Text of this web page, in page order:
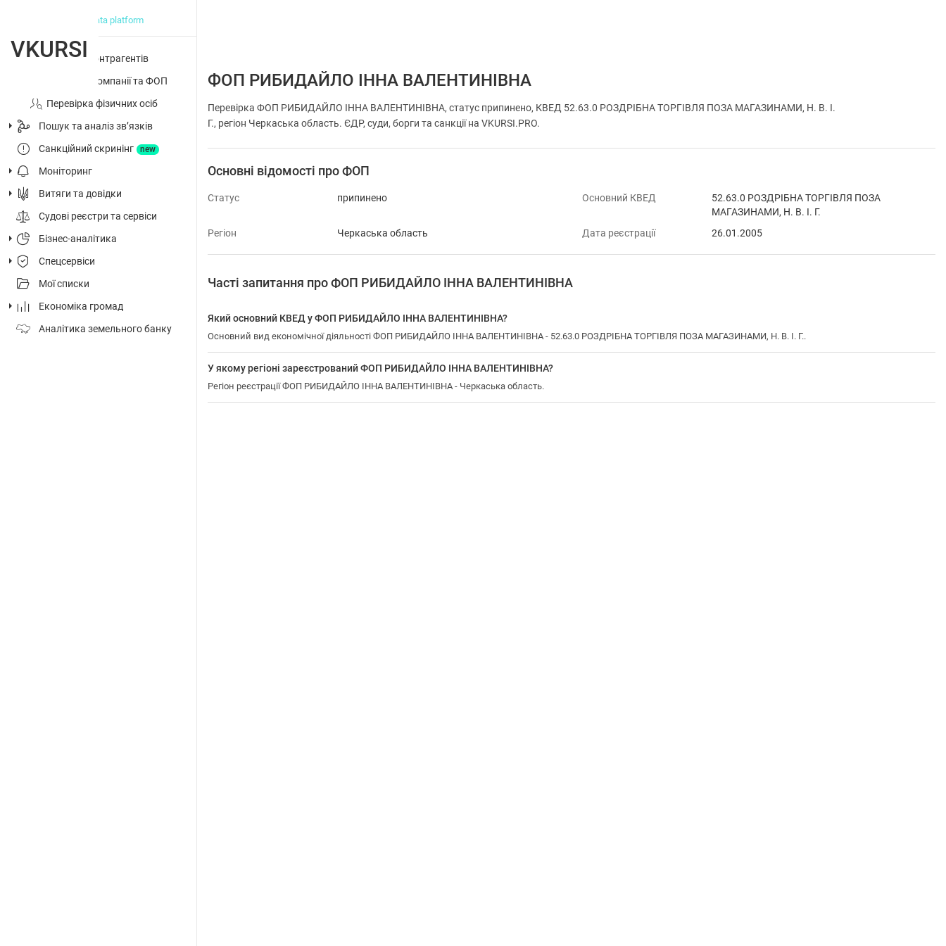
big data platform
Перевірка контрагентів
Досьє на компанії та ФОП
Перевірка фізичних осіб
Пошук та аналіз звʼязків
Санкційний скринінг
new
Моніторинг
Витяги та довідки
Судові реєстри та сервіси
Бізнес-аналітика
Спецсервіси
Мої списки
Економіка громад
Аналітика земельного банку
ФОП РИБИДАЙЛО ІННА ВАЛЕНТИНІВНА
Перевірка ФОП РИБИДАЙЛО ІННА ВАЛЕНТИНІВНА, статус припинено, КВЕД 52.63.0 РОЗДРІБНА ТОРГІВЛЯ ПОЗА МАГАЗИНАМИ, Н. В. І.
Г., регіон Черкаська область. ЄДР, суди, борги та санкції на VKURSI.PRO.
Основні відомості про ФОП
Статус припинено Основний КВЕД
52.63.0 РОЗДРІБНА ТОРГІВЛЯ ПОЗА
МАГАЗИНАМИ, Н. В. І. Г.
Регіон
Черкаська область Дата реєстрації 26.01.2005
Часті запитання про ФОП РИБИДАЙЛО ІННА ВАЛЕНТИНІВНА
Який основний КВЕД у ФОП РИБИДАЙЛО ІННА ВАЛЕНТИНІВНА?
Основний вид економічної діяльності ФОП РИБИДАЙЛО ІННА ВАЛЕНТИНІВНА - 52.63.0 РОЗДРІБНА ТОРГІВЛЯ ПОЗА МАГАЗИНАМИ, Н. В. І. Г..
У якому регіоні зареєстрований ФОП РИБИДАЙЛО ІННА ВАЛЕНТИНІВНА?
Регіон реєстрації ФОП РИБИДАЙЛО ІННА ВАЛЕНТИНІВНА - Черкаська область.
VKURSI